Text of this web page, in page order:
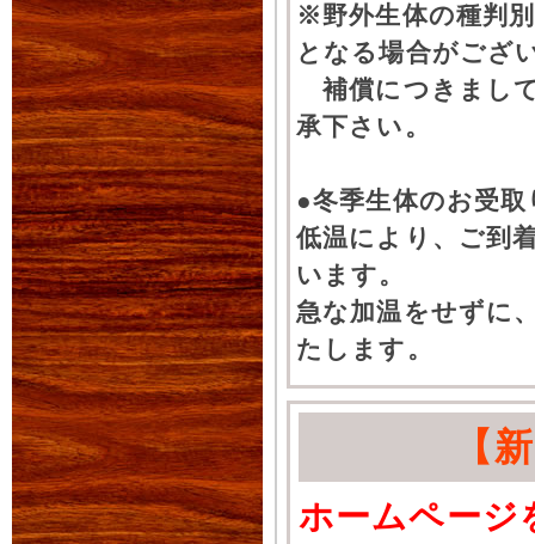
※野外生体の種判
となる場合がござ
補償につきまし
承下さい。
●冬季生体のお受
低温により、ご到
います。
急な加温をせずに
たします。
【
ホームページ